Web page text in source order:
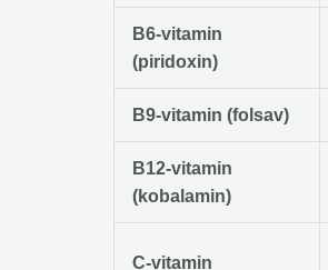
B6-vitamin
(piridoxin)
B9-vitamin (folsav)
B12-vitamin
(kobalamin)
C-vitamin